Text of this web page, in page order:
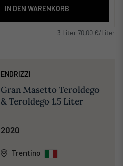
IN DEN WARENKORB
3 Liter 70,00 €/Liter
ENDRIZZI
Gran Masetto Teroldego
& Teroldego 1,5 Liter
2020
Trentino